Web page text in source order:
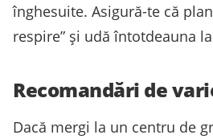
înghesuite. Asigură-te că
respire” și udă întotdeauna
Recomandări de
Dacă mergi la un centru de